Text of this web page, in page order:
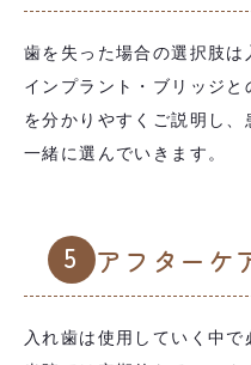
歯を失った場合の選択肢は
インプラント・ブリッジ
を分かりやすくご説明し
一緒に選んでいきます。
5 アフターケ
入れ歯は使用していく中で